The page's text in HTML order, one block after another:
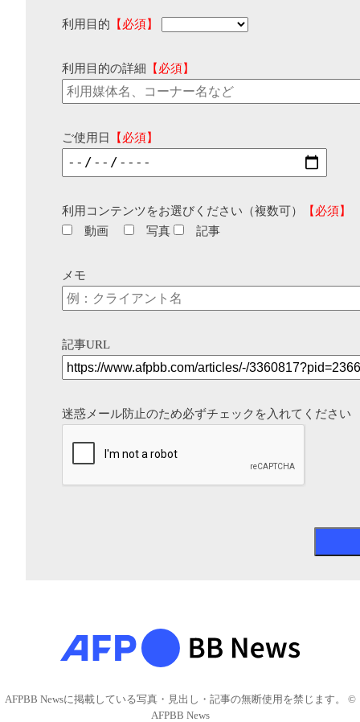
利用目的 【必須】
利用目的の詳細 【必須】
ご使用日 【必須】
利用コンテンツをお選びください（複数可）
【必須】
動画
写真 記事
メモ
記事URL
迷惑メール防止のため必ずチェックを入れてください
AFPBB Newsに掲載している写真・見出し・記事の無断使用を禁じます。 ©
AFPBB News